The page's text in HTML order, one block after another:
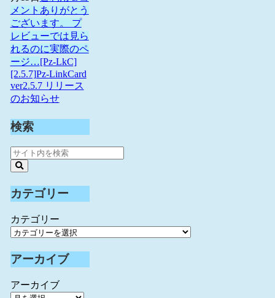
メントありがとう
ございます。 プ
レビューでは見ら
れるのに実際のペ
ージ…[Pz-LkC]
[2.5.7]Pz-LinkCard
ver2.5.7 リリース
のお知らせ
検索
カテゴリー
カテゴリー
アーカイブ
アーカイブ